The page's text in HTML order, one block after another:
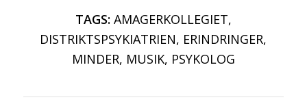
TAGS: AMAGERKOLLEGIET,
DISTRIKTSPSYKIATRIEN, ERINDRINGER,
MINDER, MUSIK, PSYKOLOG